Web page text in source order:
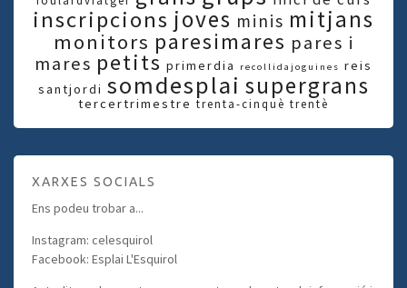
inscripcions joves minis mitjans
monitors paresimares pares i
mares petits primerdia recollidajoguines reis
santjordi somdesplai supergrans
tercertrimestre trenta-cinquè trentè
XARXES SOCIALS
Ens podeu trobar a...
Instagram: celesquirol
Facebook: Esplai L'Esquirol